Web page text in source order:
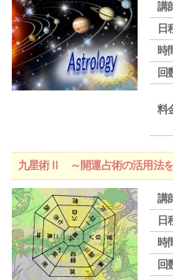
講
日
時
回
料
九星術Ⅱ ～開運占術の活用法
講
日
時
回